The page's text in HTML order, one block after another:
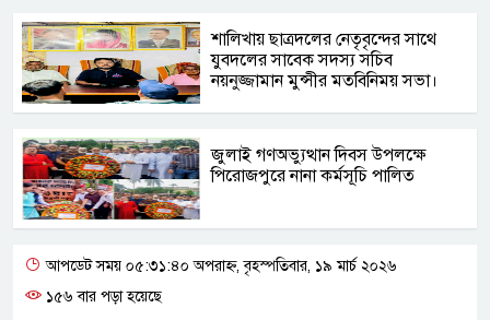
শালিখায় ছাত্রদলের নেতৃবৃন্দের সাথে
যুবদলের সাবেক সদস্য সচিব
নয়নুজ্জামান মুন্সীর মতবিনিময় সভা।
জুলাই গণঅভ্যুত্থান দিবস উপলক্ষে
পিরোজপুরে নানা কর্মসূচি পালিত
আপডেট সময় ০৫:৩১:৪০ অপরাহ্ন, বৃহস্পতিবার, ১৯ মার্চ ২০২৬
১৫৬ বার পড়া হয়েছে